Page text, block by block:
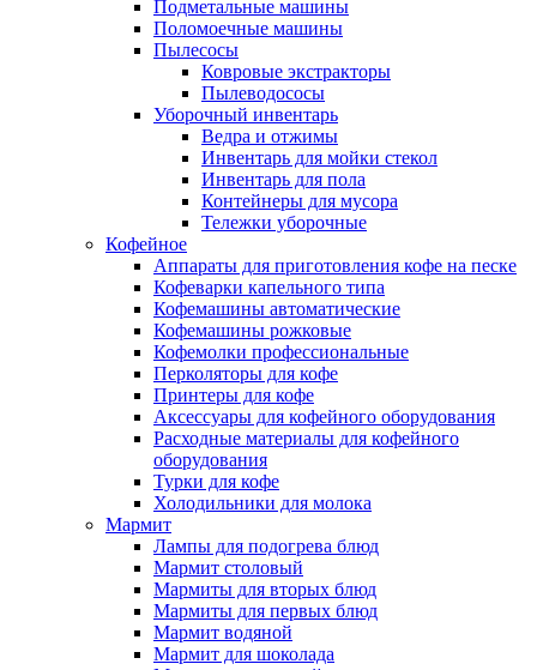
Подметальные машины
Поломоечные машины
Пылесосы
Ковровые экстракторы
Пылеводососы
Уборочный инвентарь
Ведра и отжимы
Инвентарь для мойки стекол
Инвентарь для пола
Контейнеры для мусора
Тележки уборочные
Кофейное
Аппараты для приготовления кофе на песке
Кофеварки капельного типа
Кофемашины автоматические
Кофемашины рожковые
Кофемолки профессиональные
Перколяторы для кофе
Принтеры для кофе
Аксессуары для кофейного оборудования
Расходные материалы для кофейного
оборудования
Турки для кофе
Холодильники для молока
Мармит
Лампы для подогрева блюд
Мармит столовый
Мармиты для вторых блюд
Мармиты для первых блюд
Мармит водяной
Мармит для шоколада